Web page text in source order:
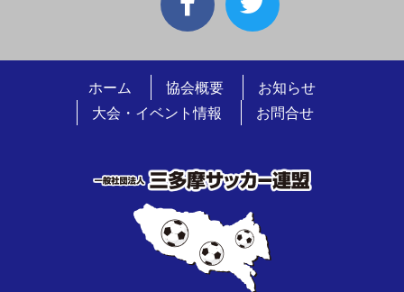
ホーム 協会概要
お知らせ
大会・イベント情報
お問合せ